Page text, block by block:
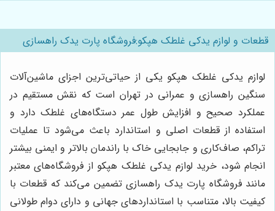
قطعات و لوازم یدکی غلطک هپکو:فروشگاه پارت یدک راهسازی
لوازم یدکی غلطک هپکو یکی از حیاتی‌ترین اجزای ماشین‌آلات
سنگین راهسازی و عمرانی در تهران است که نقش مستقیم در
عملکرد صحیح و افزایش طول عمر دستگاه‌های غلطک دارد و
استفاده از قطعات اصلی و استاندارد باعث می‌شود تا عملیات
تراکم، صاف‌کاری و جابجایی خاک با راندمان بالاتر و ایمنی بیشتر
انجام شود، خرید لوازم یدکی غلطک هپکو از فروشگاه‌های معتبر
مانند فروشگاه پارت یدک راهسازی تضمین می‌کند که قطعات با
کیفیت بالا، متناسب با استانداردهای جهانی و دارای دوام طولانی